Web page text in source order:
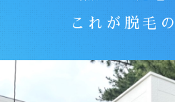
これが脱毛